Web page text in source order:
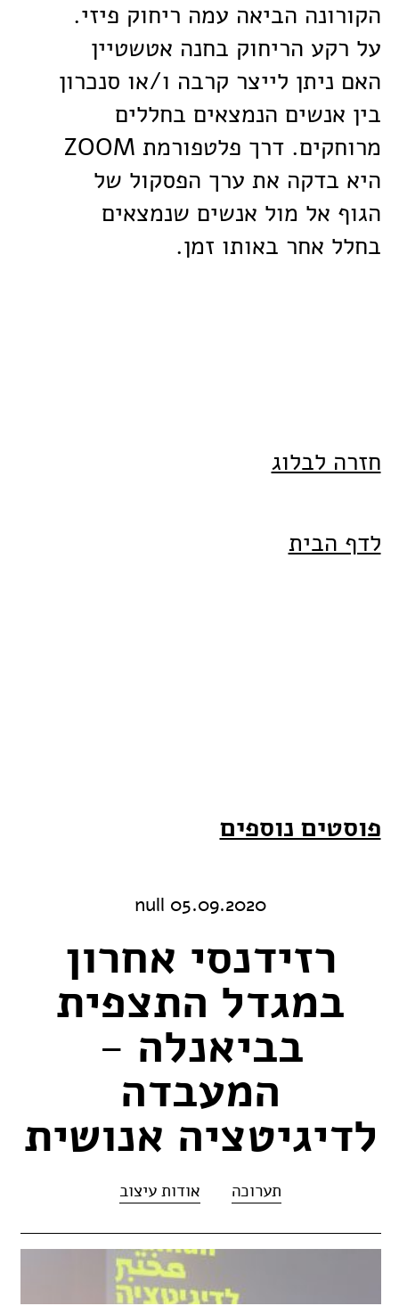
הקורונה הביאה עמה ריחוק פיזי.
על רקע הריחוק בחנה אטשטיין
האם ניתן לייצר קרבה ו/או סנכרון
בין אנשים הנמצאים בחללים
מרוחקים. דרך פלטפורמת ZOOM
היא בדקה את ערך הפסקול של
הגוף אל מול אנשים שנמצאים
בחלל אחר באותו זמן.
חזרה לבלוג
לדף הבית
פוסטים נוספים
05.09.2020 null
רזידנסי אחרון
במגדל התצפית
בביאנלה -
המעבדה
לדיגיטציה אנושית
תערוכה אודות עיצוב